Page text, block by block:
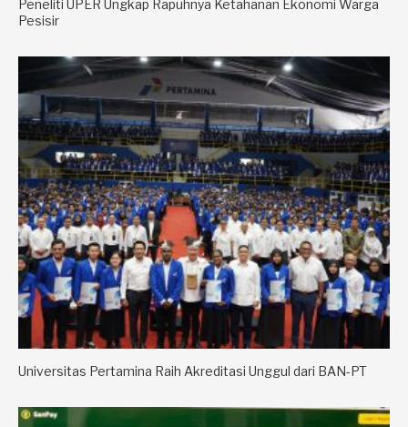
Peneliti UPER Ungkap Rapuhnya Ketahanan Ekonomi Warga
Pesisir
Universitas Pertamina Raih Akreditasi Unggul dari BAN-PT